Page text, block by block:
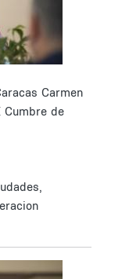
Carmen
Cumbre de